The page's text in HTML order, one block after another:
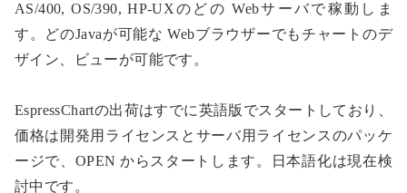
AS/400, OS/390, HP-UXのどの Webサーバで稼動しま
す。どのJavaが可能な Webブラウザーでもチャートのデ
ザイン、ビューが可能です。
EspressChartの出荷はすでに英語版でスタートしており、
価格は開発用ライセンスとサーバ用ライセンスのパッケ
ージで、OPEN からスタートします。日本語化は現在検
討中です。